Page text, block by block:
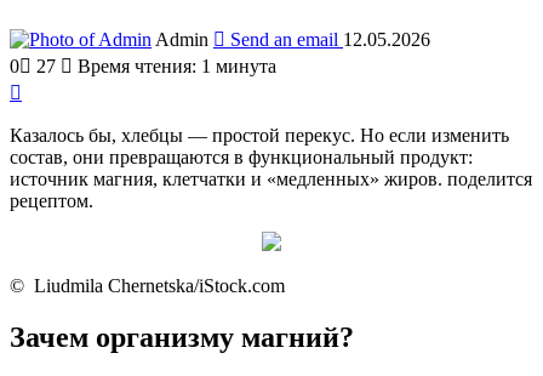
Admin Send an email 12.05.2026
0
27 Время чтения: 1 минута
Казалось бы, хлебцы — простой перекус. Но если изменить
состав, они превращаются в функциональный продукт:
источник магния, клетчатки и «медленных» жиров. поделится
рецептом.
© Liudmila Chernetska/iStock.com
Зачем организму магний?